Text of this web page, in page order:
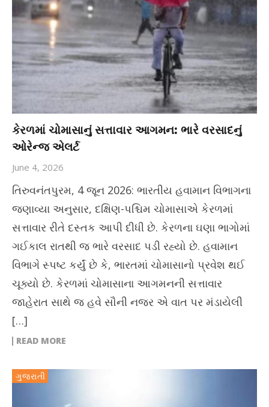
કેરળમાં ચોમાસાનું સત્તાવાર આગમન: ભારે વરસાદનું
ઓરેન્જ એલર્ટ
June 4, 2026
તિરુવનંતપુરમ, 4 જૂન 2026: ભારતીય હવામાન વિભાગના
જણાવ્યા અનુસાર, દક્ષિણ-પશ્ચિમ ચોમાસાએ કેરળમાં
સત્તાવાર રીતે દસ્તક આપી દીધી છે. કેરળના ઘણા ભાગોમાં
ગઈકાલ રાતથી જ ભારે વરસાદ પડી રહ્યો છે. હવામાન
વિભાગે સ્પષ્ટ કર્યું છે કે, ભારતમાં ચોમાસાનો પ્રવેશ થઈ
ચૂક્યો છે. કેરળમાં ચોમાસાના આગમનની સત્તાવાર
જાહેરાત સાથે જ હવે સૌની નજર એ વાત પર મંડાયેલી
[…]
READ MORE
ગુજરાતી